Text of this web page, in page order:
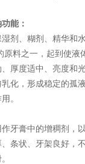
能：
剂、糊剂、精华和
原料之一，起到使液
厚度适中、亮度和
化，形成稳定的孤
。
牙膏中的增稠剂，
条状、牙架良好，